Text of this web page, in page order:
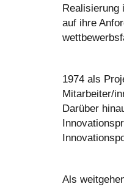
Realisierung
auf ihre
1974 als
Mitarbeiter/
Darüber
Als